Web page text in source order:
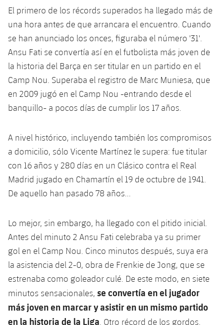
Instalaciones
Palmarés
Infantil B
Resultados
Clasificaciones
Jugadors
Fotos
Palmarés
Historia
Jugadores
Clasificaciones
Juvenil
Infantil
Alevín
PLUSICON
MÁS
Primer equipo
plusicon
más
Calendario
Resultados
Clasificaciones
Jugadores
Fotos
Historia
Barça Atlètic
plusicon
más
Actualidad
Resultados
Jugadores
Clasificaciones
Base
plusicon
más
Barça C
Junior
Infantil
Alevín
PLUSICON
MÁS
Información general
plusicon
más
Actualidad
Masculino
Femenino
Agenda
Baloncesto en silla de ruedas
plusicon
más
Actualidad
Jugadores
Calendario
Hockey sobre hielo
plusicon
más
Actualidad
Jugadores
Hockey hierba
plusicon
más
Noticias
Patinaje artístico
El primero de los récords superados ha llegado más de
una hora antes de que arrancara el encuentro. Cuando
se han anunciado los onces, figuraba el número '31'.
Ansu Fati se convertía así en el futbolista más joven de
la historia del Barça en ser titular en un partido en el
Camp Nou. Superaba el registro de Marc Muniesa, que
en 2009 jugó en el Camp Nou -entrando desde el
banquillo- a pocos días de cumplir los 17 años.
A nivel histórico, incluyendo también los compromisos
a domicilio, sólo Vicente Martínez le supera: fue titular
con 16 años y 280 días en un Clásico contra el Real
Madrid jugado en Chamartín el 19 de octubre de 1941.
De aquello han pasado 78 años...
Lo mejor, sin embargo, ha llegado con el pitido inicial.
Antes del minuto 2 Ansu Fati celebraba ya su primer
gol en el Camp Nou. Cinco minutos después, suya era
la asistencia del 2-0, obra de Frenkie de Jong, que se
estrenaba como goleador culé. De este modo, en siete
minutos sensacionales, se convertía en el jugador
más joven en marcar y asistir en un mismo partido
en la historia de la Liga . Otro récord de los gordos.